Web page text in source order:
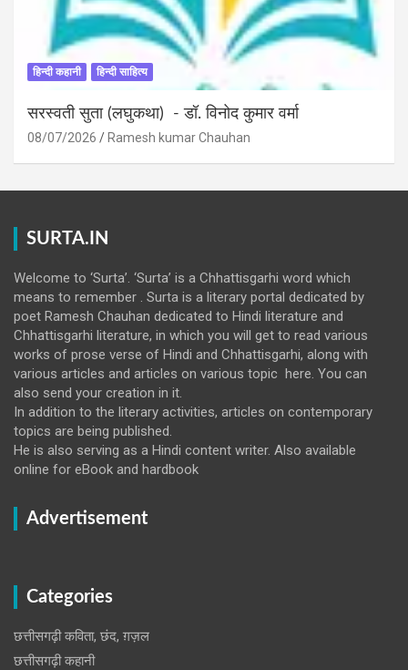
हिन्दी कहानी हिन्दी साहित्य
सरस्वती सुता (लघुकथा) ​- डॉ. विनोद कुमार वर्मा
08/07/2026 Ramesh kumar Chauhan
SURTA.IN
Welcome to ‘Surta’. ‘Surta’ is a Chhattisgarhi word which
means to remember . Surta is a literary portal dedicated by
poet Ramesh Chauhan dedicated to Hindi literature and
Chhattisgarhi literature, in which you will get to read various
works of prose verse of Hindi and Chhattisgarhi, along with
various articles and articles on various topic here. You can
also send your creation in it.
In addition to the literary activities, articles on contemporary
topics are being published.
He is also serving as a Hindi content writer. Also available
online for eBook and hardbook
Advertisement
Categories
छत्तीसगढ़ी कविता, छंद, ग़ज़ल
छत्तीसगढ़ी कहानी